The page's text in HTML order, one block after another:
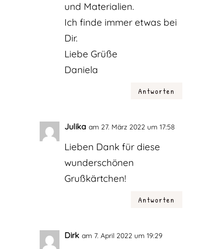
und Materialien.
Ich finde immer etwas bei
Dir.
Liebe Grüße
Daniela
Antworten
Julika am 27. März 2022 um 17:58
Lieben Dank für diese
wunderschönen
Grußkärtchen!
Antworten
Dirk am 7. April 2022 um 19:29